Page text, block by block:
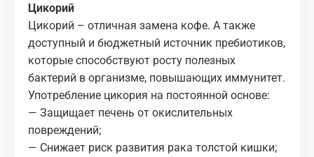
Цикорий
Цикорий – отличная замена кофе. А также
доступный и бюджетный источник пребиотиков,
которые способствуют росту полезных
бактерий в организме, повышающих иммунитет.
Употребление цикория на постоянной основе:
— Защищает печень от окислительных
повреждений;
— Снижает риск развития рака толстой кишки;